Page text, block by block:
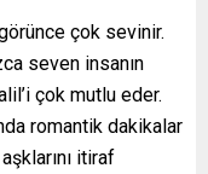
görünce çok sevinir.
seven insanın
çok mutlu eder.
romantik dakikalar
itiraf